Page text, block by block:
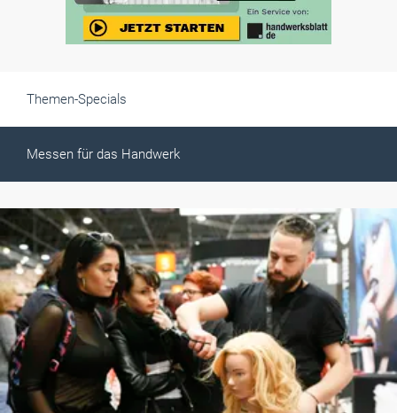
Themen-Specials
Messen für das Handwerk